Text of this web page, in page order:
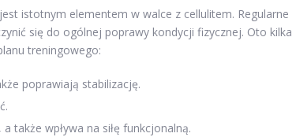
istotnym elementem w walce z cellulitem. Regularne
się do ogólnej poprawy kondycji fizycznej. Oto kilka
treningowego:
poprawiają stabilizację.
także wpływa na siłę funkcjonalną.